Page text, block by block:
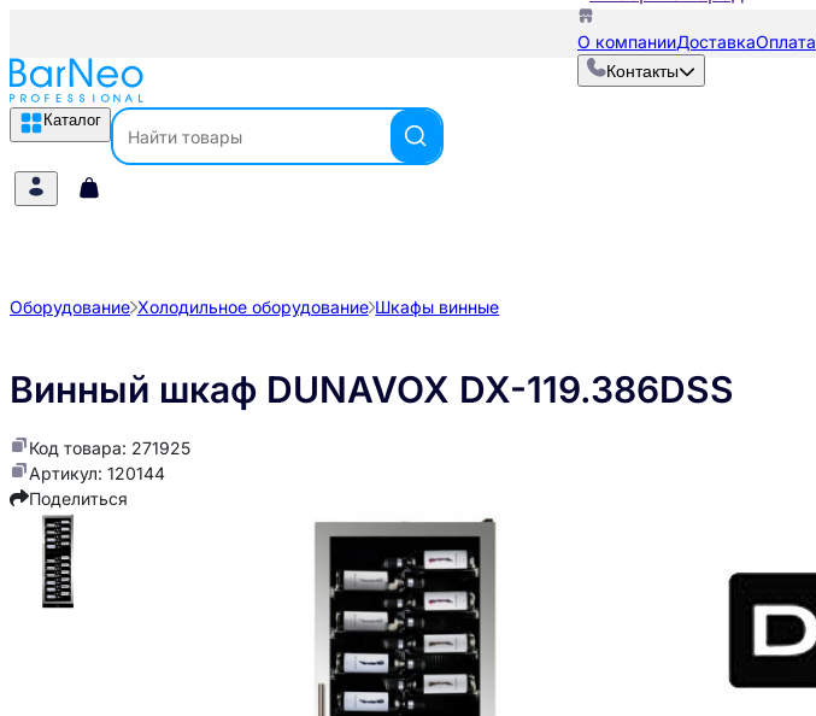
О компанииДоставкаОплата
Контакты
Каталог
Оборудование Холодильное оборудование Шкафы винные
Винный шкаф DUNAVOX DX-119.386DSS
Код товара: 271925
Артикул: 120144
Поделиться